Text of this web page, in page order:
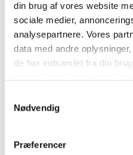
din brug af vores website
sociale medier,
analysepartnere. Vores
data med andre
de har indsamlet fra din
Nødvendig
Præferencer